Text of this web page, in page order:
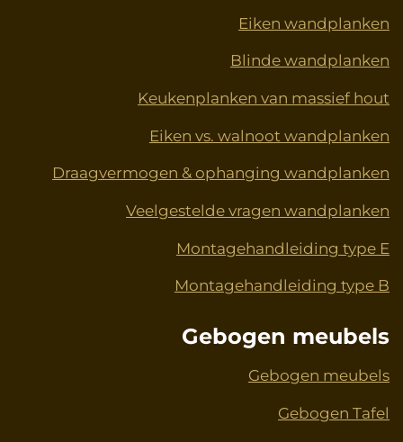
Eiken wandplanken
Blinde wandplanken
Keukenplanken van massief hout
Eiken vs. walnoot wandplanken
Draagvermogen & ophanging wandplanken
Veelgestelde vragen wandplanken
Montagehandleiding type E
Montagehandleiding type B
Gebogen meubels
Gebogen meubels
Gebogen Tafel